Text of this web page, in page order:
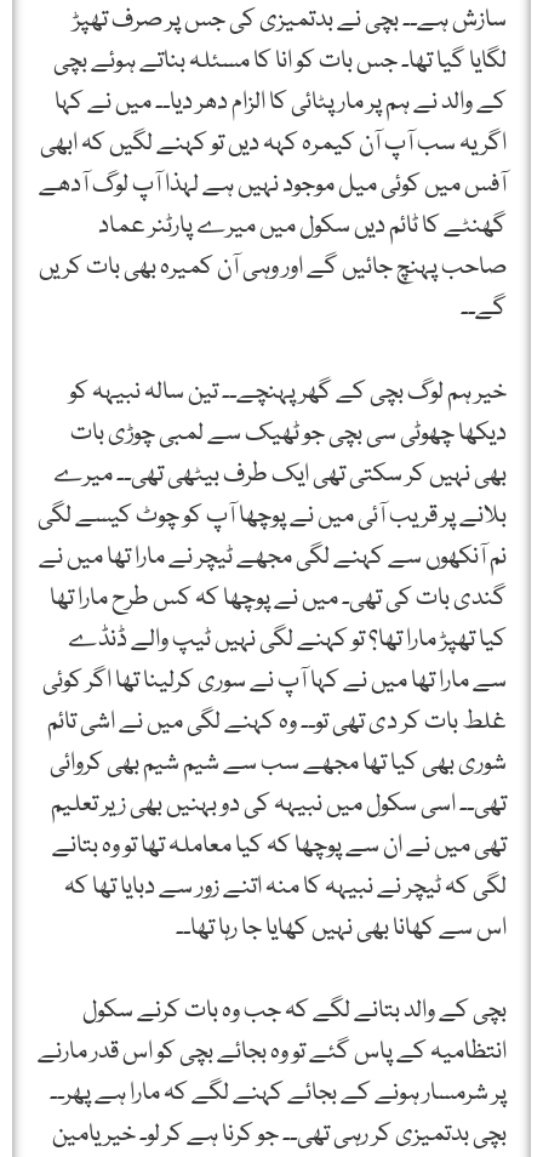
سازش ہے۔۔ بچی نے بدتمیزی کی جس پر صرف تھپڑ
لگایا گیا تھا۔ جس بات کو انا کا مسئلہ بناتے ہوئے بچی
کے والد نے ہم پر مار پٹائی کا الزام دھر دیا۔۔ میں نے کہا
اگر یہ سب آپ آن کیمرہ کہہ دیں تو کہنے لگیں کہ ابھی
آفس میں کوئی میل موجود نہیں ہے لہذا آپ لوگ آدھے
گھنٹے کا ٹائم دیں سکول میں میرے پارٹنر عماد
صاحب پہنچ جائیں گے اور وہی آن کمیرہ بھی بات کریں
گے۔۔
خیر ہم لوگ بچی کے گھر پہنچے۔۔ تین سالہ نبیہہ کو
دیکھا چھوٹی سی بچی جو ٹھیک سے لمبی چوڑی بات
بھی نہیں کر سکتی تھی ایک طرف بیٹھی تھی۔۔ میرے
بلانے پر قریب آئی میں نے پوچھا آپ کو چوٹ کیسے لگی
نم آنکھوں سے کہنے لگی مجھے ٹیچر نے مارا تھا میں نے
گندی بات کی تھی۔ میں نے پوچھا کہ کس طرح مارا تھا
کیا تھپڑ مارا تھا؟ تو کہنے لگی نہیں ٹیپ والے ڈنڈے
سے مارا تھا میں نے کہا آپ نے سوری کرلینا تھا اگر کوئی
غلط بات کر دی تھی تو۔۔ وہ کہنے لگی میں نے اشی تائم
شوری بھی کیا تھا مجھے سب سے شیم شیم بھی کروائی
تھی۔۔ اسی سکول میں نبیہہ کی دو بہنیں بھی زیر تعلیم
تھی میں نے ان سے پوچھا کہ کیا معاملہ تھا تو وہ بتانے
لگی کہ ٹیچر نے نبیہہ کا منہ اتنے زور سے دبایا تھا کہ
اس سے کھانا بھی نہیں کھایا جا رہا تھا۔۔
بچی کے والد بتانے لگے کہ جب وہ بات کرنے سکول
انتظامیہ کے پاس گئے تو وہ بجائے بچی کو اس قدر مارنے
پر شرمسار ہونے کے بجائے کہنے لگے کہ مارا ہے پھر۔۔
بچی بدتمیزی کر رہی تھی۔۔ جو کرنا ہے کر لو۔ خیر یامین